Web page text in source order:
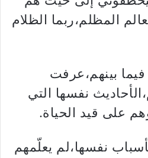
المظلم،ربما الظلام
بينهم،عرفت
نفسها التي
على قيد الحياة.
نفسها،لم يعلّمهم